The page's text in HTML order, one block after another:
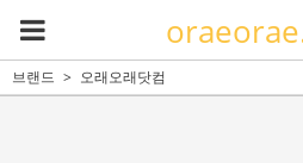
브랜드 오래오래닷컴